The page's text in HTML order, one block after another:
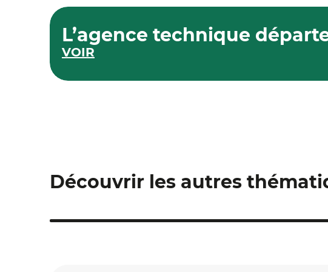
L’agence technique
VOIR
Découvrir les autres